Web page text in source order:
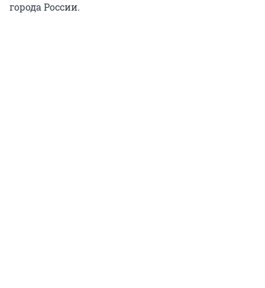
города России.